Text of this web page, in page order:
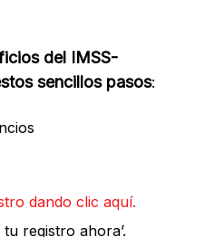
del IMSS-
sencillos pasos:
dando clic aquí.
registro ahora’.